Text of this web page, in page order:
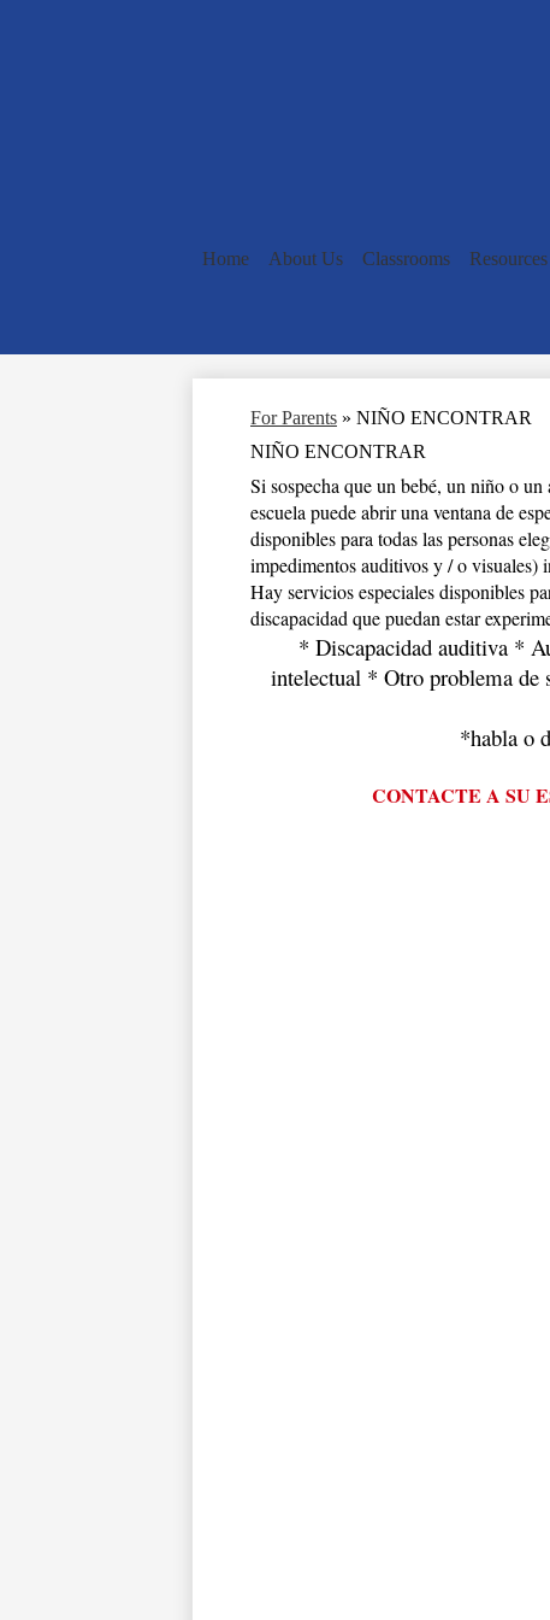
Home About Us Classrooms Resources
For Parents » NIÑO ENCONTRAR
NIÑO ENCONTRAR
Si sospecha que un bebé, un niño o
escuela puede abrir una ventana de
disponibles para todas las personas
impedimentos auditivos y / o visuales)
Hay servicios especiales disponibles
discapacidad que puedan estar
* Discapacidad auditiva *
intelectual * Otro problema de
*habla o
CONTACTE A SU